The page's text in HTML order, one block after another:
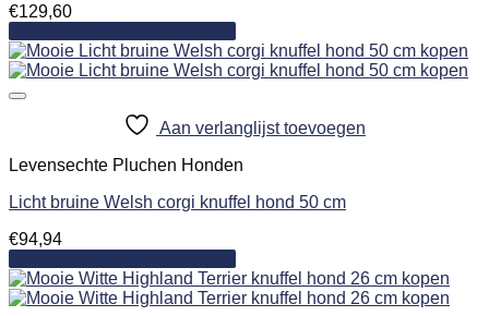
€129,60
Aan verlanglijst toevoegen
Levensechte Pluchen Honden
Licht bruine Welsh corgi knuffel hond 50 cm
€94,94